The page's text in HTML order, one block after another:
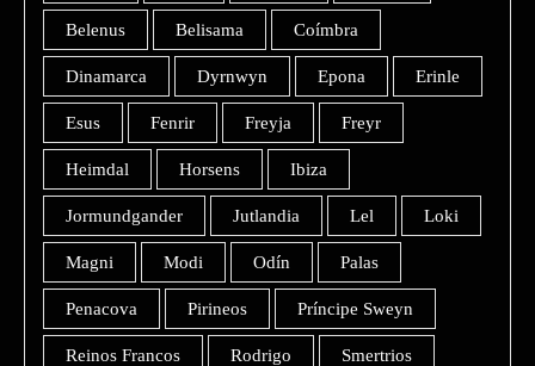
Belenus Belisama Coímbra
Dinamarca Dyrnwyn Epona Erinle
Esus Fenrir Freyja Freyr
Heimdal Horsens Ibiza
Jormundgander Jutlandia Lel Loki
Magni Modi Odín Palas
Penacova Pirineos Príncipe Sweyn
Reinos Francos Rodrigo Smertrios